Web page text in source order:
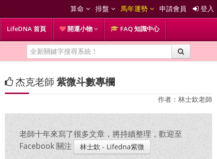
算命 排盤 馬年運勢 申請會員 登入
LifeDNA 首頁 開運小物 FAQ 知識中心
杰克老師 紫微斗數專欄
作者：林士欽老師
老師十年來寫了很多文章，將持續整理，歡迎至
Facebook 關注
林士欽 - Lifedna紫微